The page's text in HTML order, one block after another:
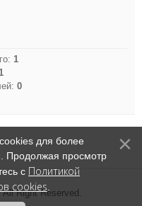
1
0
Right Reserved.
для более
Продолжая просмотр
с Политикой
cookies